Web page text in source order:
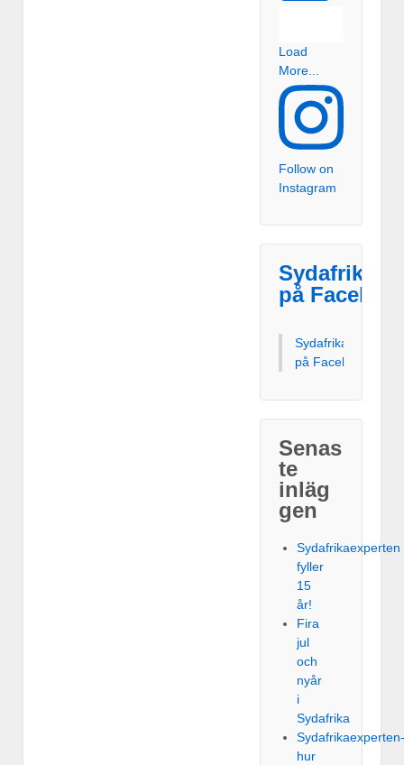
Load
More...
Follow on
Instagram
på
Sydafrikaexperten
på Facebook
Senas
te
inläg
gen
Sydafrikaexperten
fyller
15
år!
Fira
jul
och
nyår
i
Sydafrika
hur